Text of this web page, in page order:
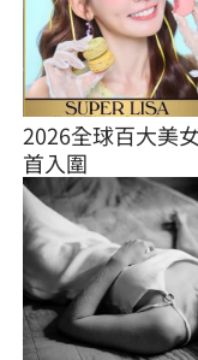
2026全球百大美
首入圍